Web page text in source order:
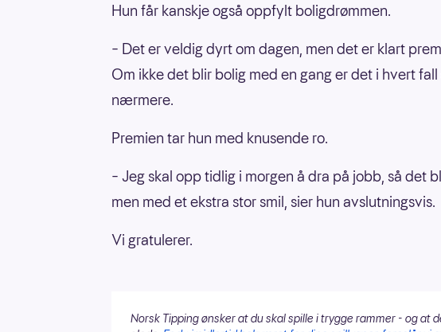
Hun får kanskje også oppfylt boligdrømmen.
– Det er veldig dyrt om dagen, men det er klart
Om ikke det blir bolig med en gang er det i hvert
nærmere.
Premien tar hun med knusende ro.
– Jeg skal opp tidlig i morgen å dra på jobb, så det
men med et ekstra stor smil, sier hun avslutningsvis.
Vi gratulerer.
Norsk Tipping ønsker at du skal spille i trygge rammer - og at